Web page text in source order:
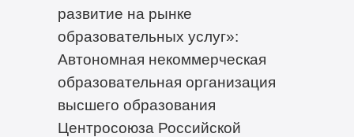
развитие на рынке
образовательных услуг»:
Автономная некоммерческая
образовательная организация
высшего образования
Центросоюза Российской